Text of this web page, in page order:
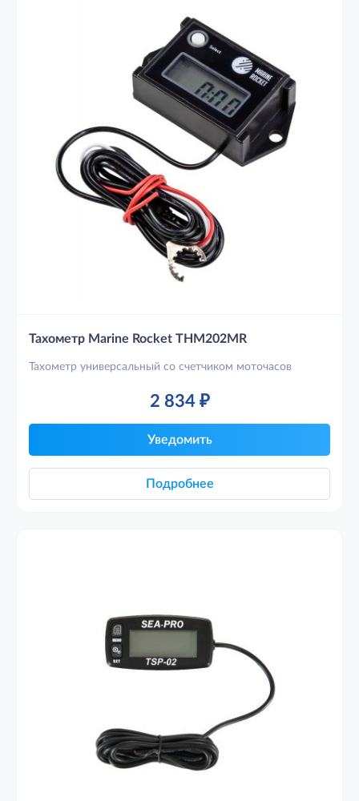
Тахометр Marine Rocket THM202MR
Тахометр универсальный со счетчиком моточасов
2 834₽
Уведомить
Подробнее